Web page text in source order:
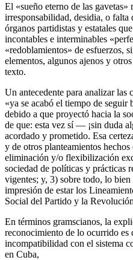
El «sueño eterno de las gavetas»
irresponsabilidad, desidia, o
órganos partidistas y estatales
incontables e interminables
«redoblamientos» de esfuerzos,
elementos, algunos ajenos y
texto.
Un antecedente para analizar las
«ya se acabó el tiempo de
debido a que proyectó hacia la
de que: esta vez sí — ¡sin duda
acordado y prometido. Esa
y de otros planteamientos
eliminación y/o flexibilización
sociedad de polí­ticas y prácticas
vigentes; y, 3) sobre todo, lo
impresión de estar los
Social del Partido y la
En términos gramscianos, la
reconocimiento de lo ocurrido es
incompatibilidad con el sistema
en Cuba,